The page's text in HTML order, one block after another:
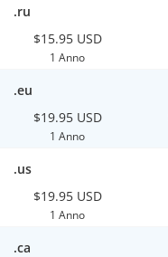
.ru
$15.95 USD
1 Anno
.eu
$19.95 USD
1 Anno
.us
$19.95 USD
1 Anno
.ca